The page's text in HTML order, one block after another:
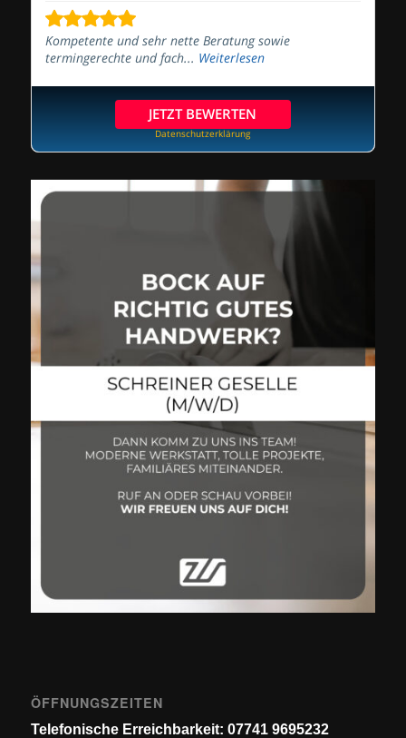
Kompetente und sehr nette Beratung sowie
termingerechte und fach... Weiterlesen
JETZT BEWERTEN
Datenschutzerklärung
ÖFFNUNGSZEITEN
Telefonische Erreichbarkeit: 07741 9695232